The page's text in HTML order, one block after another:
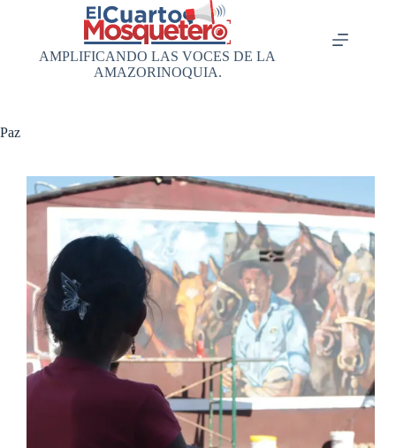
AMPLIFICANDO LAS VOCES DE LA
AMAZORINOQUIA.
Paz